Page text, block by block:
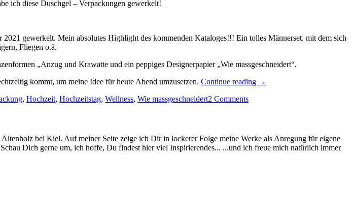
ich diese Duschgel – Verpackungen gewerkelt!
gewerkelt. Mein absolutes Highlight des kommenden Kataloges!!! Ein tolles Männerset, mit dem sich
Fliegen o.ä.
„Anzug und Krawatte und ein peppiges Designerpapier „Wie massgeschneidert“.
kommt, um meine Idee für heute Abend umzusetzen. Continue reading „Selbstschließende
→
, Hochzeit, Hochzeitstag, Wellness, Wie massgeschneidert2 Comments
bei Kiel. Auf meiner Seite zeige ich Dir in lockerer Folge meine Werke als Anregung für eigene
Dich gerne um, ich hoffe, Du findest hier viel Inspirierendes... ...und ich freue mich natürlich immer